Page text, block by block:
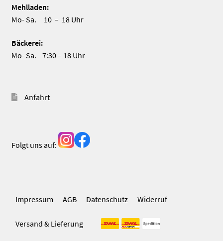
Mehlladen:
Mo- Sa. 10 – 18 Uhr
Bäckerei:
Mo- Sa. 7:30 – 18 Uhr
Anfahrt
Folgt uns auf:
Impressum AGB Datenschutz Widerruf
Versand & Lieferung